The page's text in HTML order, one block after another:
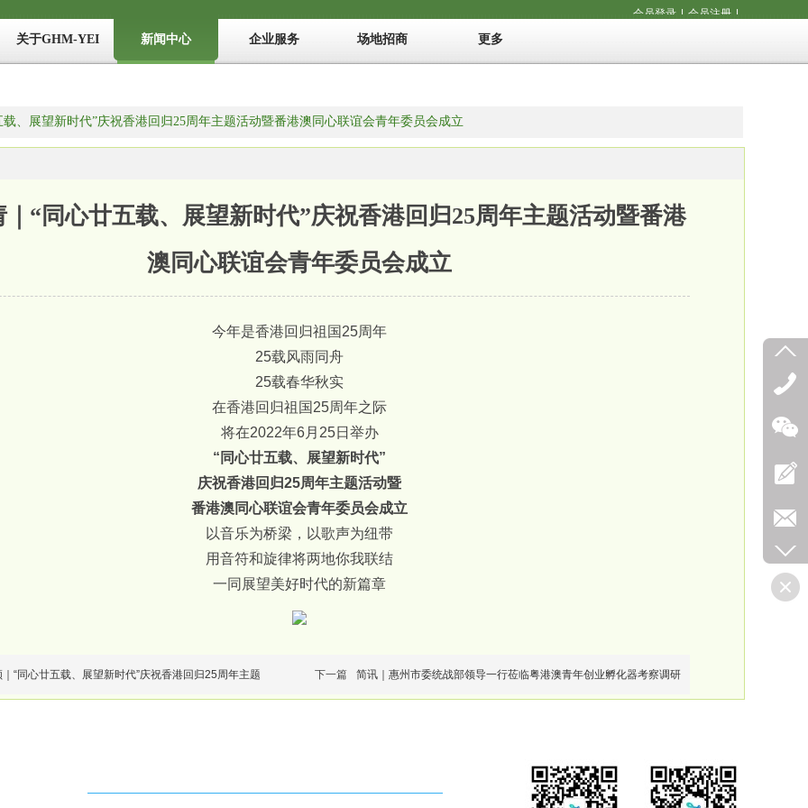
关于GHM-YEI 新闻中心 企业服务 场地招商 更多
会员登录 | 会员注册 |
、展望新时代”庆祝香港回归25周年主题活动暨番港澳同心联谊会青年委员会成立
“同心廿五载、展望新时代”庆祝香港回归25周年主题活动暨番港
澳同心联谊会青年委员会成立
今年是香港回归祖国25周年
25载风雨同舟
25载春华秋实
在香港回归祖国25周年之际
将在2022年6月25日举办
“同心廿五载、展望新时代”
庆祝香港回归25周年主题活动暨
番港澳同心联谊会青年委员会成立
以音乐为桥梁，以歌声为纽带
用音符和旋律将两地你我联结
一同展望美好时代的新篇章
“同心廿五载、展望新时代”庆祝香港回归25周年主题 下一篇 简讯｜惠州市委统战部领导一行莅临粤港澳青年创业孵化器考察调研